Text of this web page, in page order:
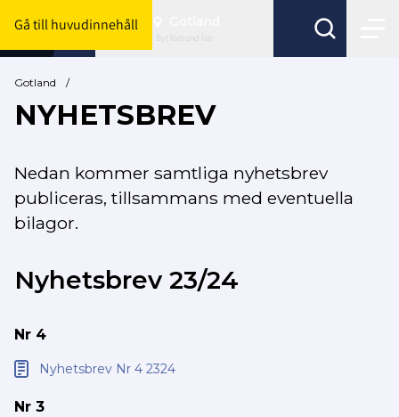
Gå till huvudinnehåll
Byt förbund här
Gotland /
NYHETSBREV
Nedan kommer samtliga nyhetsbrev
publiceras, tillsammans med eventuella
bilagor.
Nyhetsbrev 23/24
Nr 4
Nyhetsbrev Nr 4 2324
Nr 3